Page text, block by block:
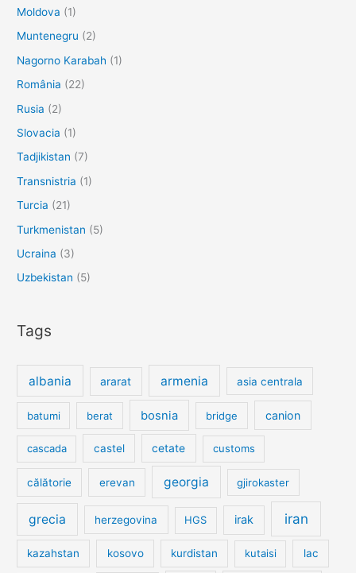
Moldova (1)
Muntenegru (2)
Nagorno Karabah (1)
România (22)
Rusia (2)
Slovacia (1)
Tadjikistan (7)
Transnistria (1)
Turcia (21)
Turkmenistan (5)
Ucraina (3)
Uzbekistan (5)
Tags
albania ararat armenia asia centrala
batumi berat bosnia bridge canion
cascada castel cetate customs
călătorie erevan georgia gjirokaster
grecia herzegovina HGS irak iran
kazahstan kosovo kurdistan kutaisi lac